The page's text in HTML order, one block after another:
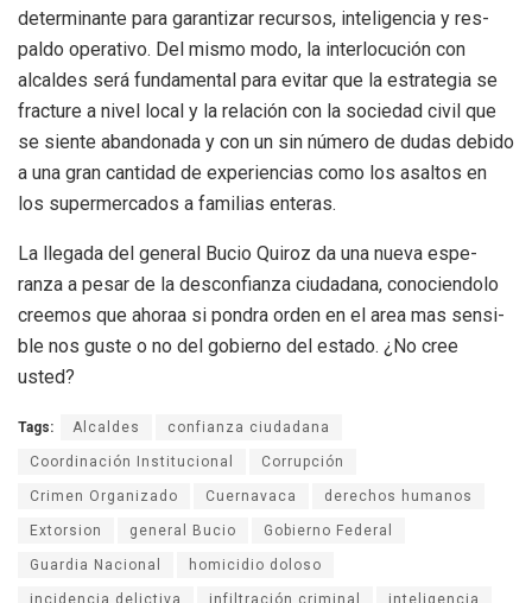
deter­mi­nante para garan­ti­zar recur­sos, inte­li­gen­cia y res­
paldo ope­ra­tivo. Del mismo modo, la inter­lo­cu­ción con
alcal­des será fun­da­men­tal para evi­tar que la estra­te­gia se
frac­ture a nivel local y la rela­ción con la socie­dad civil que
se siente aban­do­nada y con un sin número de dudas debido
a una gran can­ti­dad de expe­rien­cias como los asal­tos en
los super­mer­ca­dos a fami­lias ente­ras.
La lle­gada del gene­ral Bucio Qui­roz da una nueva espe­
ranza a pesar de la des­con­fianza ciu­da­dana, cono­cien­dolo
cree­mos que aho­raa si pon­dra orden en el area mas sen­si­
ble nos guste o no del gobierno del estado. ¿No cree
usted?
Tags: Alcaldes confianza ciudadana
Coordinación Institucional Corrupción
Crimen Organizado Cuernavaca derechos humanos
Extorsion general Bucio Gobierno Federal
Guardia Nacional homicidio doloso
incidencia delictiva infiltración criminal inteligencia